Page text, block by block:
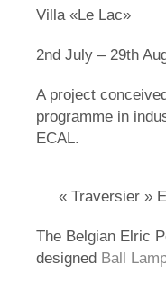
Villa «Le Lac»
2nd July – 29th
A project
programme in
ECAL.
« Traversier »
The Belgian Elric
designed Ball